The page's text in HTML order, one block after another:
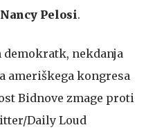
Nancy Pelosi.